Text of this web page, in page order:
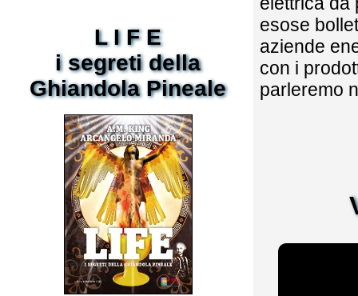
L I F E
i segreti della
Ghiandola Pineale
esose
aziende
con i
parleremo